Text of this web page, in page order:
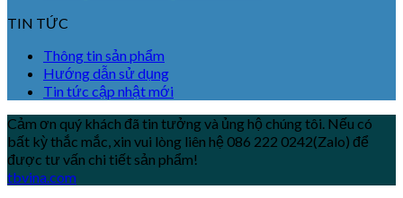
TIN TỨC
Thông tin sản phẩm
Hướng dẫn sử dụng
Tin tức cập nhật mới
Cảm ơn quý khách đã tin tưởng và ủng hộ chúng tôi. Nếu có
bất kỳ thắc mắc, xin vui lòng liên hệ 086 222 0242(Zalo) để
được tư vấn chi tiết sản phẩm!
tbvina.com